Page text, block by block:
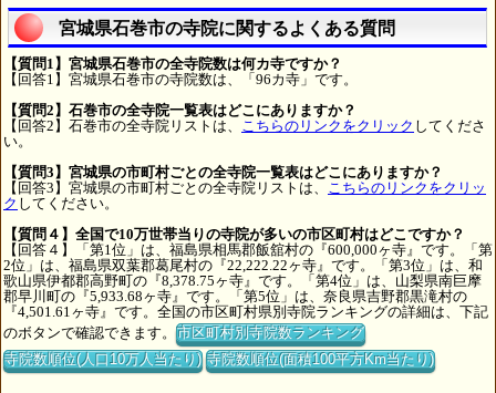
宮城県石巻市の寺院に関するよくある質問
【質問1】宮城県石巻市の全寺院数は何カ寺ですか？
【回答1】宮城県石巻市の寺院数は、「96カ寺」です。
【質問2】石巻市の全寺院一覧表はどこにありますか？
【回答2】石巻市の全寺院リストは、
こちらのリンクをクリック してくださ
い。
【質問3】宮城県の市町村ごとの全寺院一覧表はどこにありますか？
【回答3】宮城県の市町村ごとの全寺院リストは、
こちらのリンクをクリッ
ク してください。
【質問４】全国で10万世帯当りの寺院が多いの市区町村はどこですか？
【回答４】「第1位」は、福島県相馬郡飯舘村の『600,000ヶ寺』です。「第
2位」は、福島県双葉郡葛尾村の『22,222.22ヶ寺』です。「第3位」は、和
歌山県伊都郡高野町の『8,378.75ヶ寺』です。「第4位」は、山梨県南巨摩
郡早川町の『5,933.68ヶ寺』です。「第5位」は、奈良県吉野郡黒滝村の
『4,501.61ヶ寺』です。全国の市区町村県別寺院ランキングの詳細は、下記
のボタンで確認できます。市区町村別寺院数ランキング
寺院数順位(人口10万人当たり) 寺院数順位(面積100平方Km当たり)